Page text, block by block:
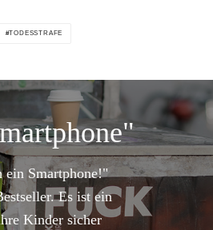
TODESSTRAFE
ein Smartphone!"
Es ist ein
Kinder sicher